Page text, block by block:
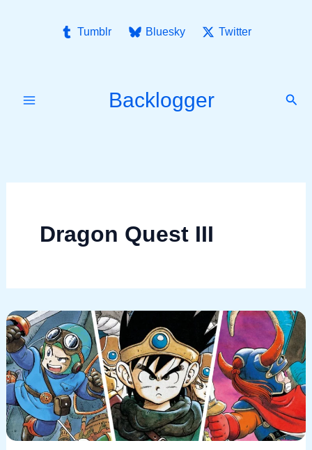
Tumblr Bluesky Twitter
Backlogger
Dragon Quest III